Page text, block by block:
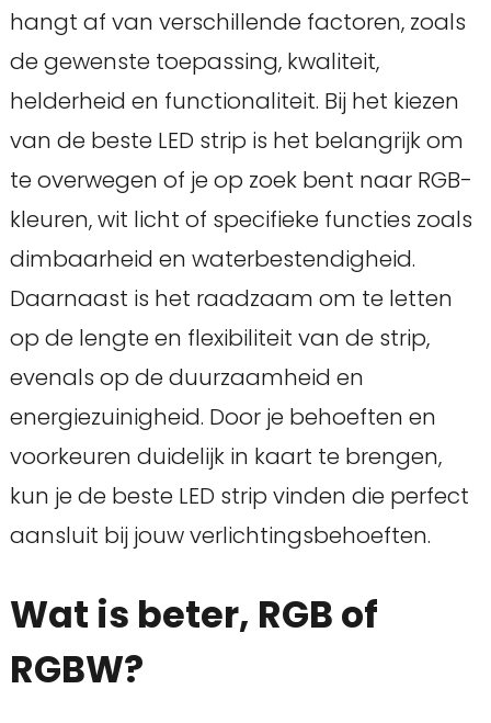
hangt af van verschillende factoren, zoals
de gewenste toepassing, kwaliteit,
helderheid en functionaliteit. Bij het kiezen
van de beste LED strip is het belangrijk om
te overwegen of je op zoek bent naar RGB-
kleuren, wit licht of specifieke functies zoals
dimbaarheid en waterbestendigheid.
Daarnaast is het raadzaam om te letten
op de lengte en flexibiliteit van de strip,
evenals op de duurzaamheid en
energiezuinigheid. Door je behoeften en
voorkeuren duidelijk in kaart te brengen,
kun je de beste LED strip vinden die perfect
aansluit bij jouw verlichtingsbehoeften.
Wat is beter, RGB of
RGBW?